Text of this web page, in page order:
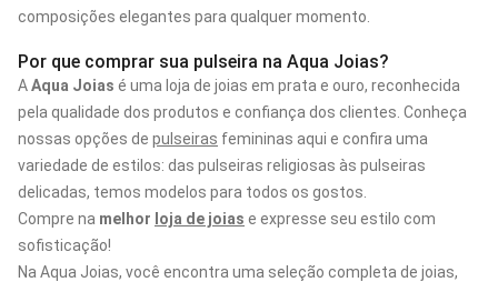
composições elegantes para qualquer momento.
Por que comprar sua pulseira na Aqua Joias?
AAqua Joias é uma loja de joias em prata e ouro, reconhecida
pela qualidade dos produtos e confiança dos clientes. Conheça
nossas opções de pulseiras femininas aqui e confira uma
variedade de estilos: das pulseiras religiosas às pulseiras
delicadas, temos modelos para todos os gostos.
Compre na melhor loja de joias e expresse seu estilo com
sofisticação!
Na Aqua Joias, você encontra uma seleção completa de joias,